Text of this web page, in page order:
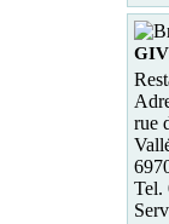
rue
Tel.